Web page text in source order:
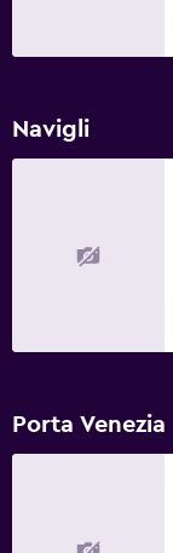
Navigli
Porta Venezia